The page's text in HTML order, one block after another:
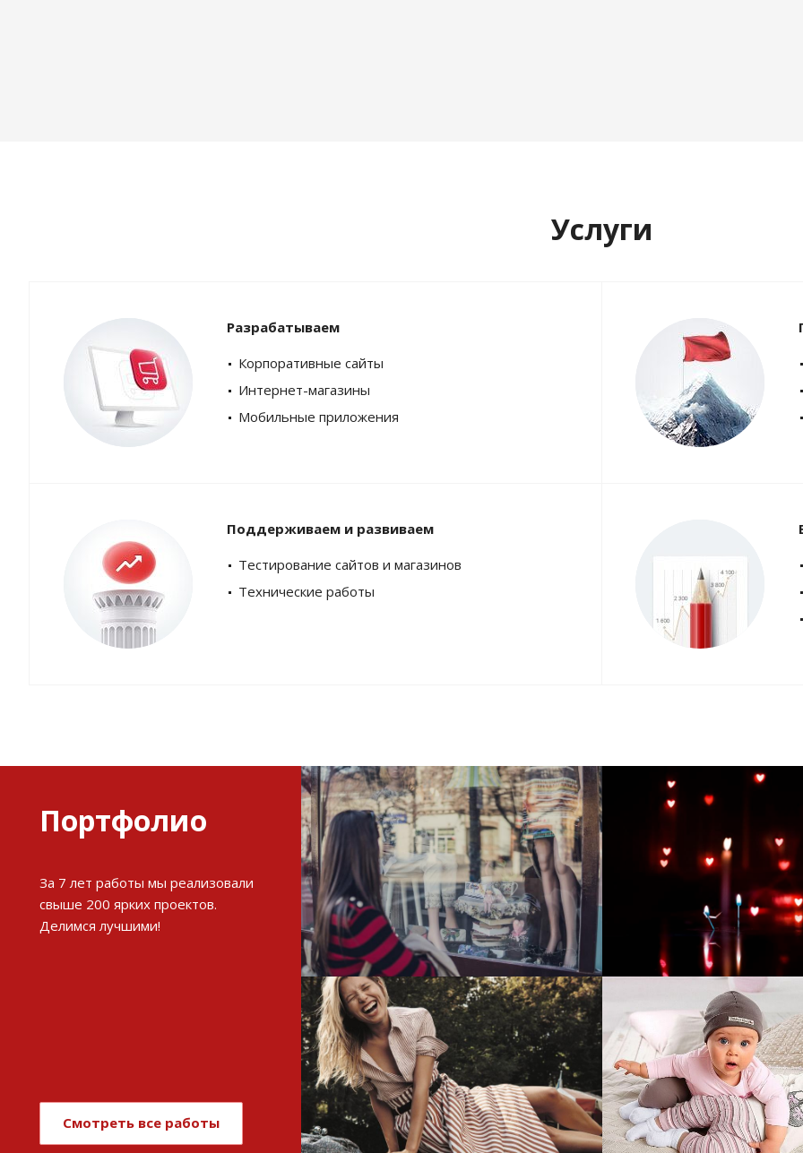
Услуги
Разрабатываем
Корпоративные сайты
Интернет-магазины
Мобильные приложения
Поддерживаем и развиваем
Тестирование сайтов и магазинов
Технические работы
Портфолио
За 7 лет работы мы реализовали
свыше 200 ярких проектов.
Делимся лучшими!
Смотреть все работы
Развитие и поддержка
интернет-витрины StepClub
Смотреть проект
Развитие
магазина "Всё
Смотреть проект
Имиджевый сайт для сети
магазинов Soho Project
Увеличили
интернет-
topdatop.ru на